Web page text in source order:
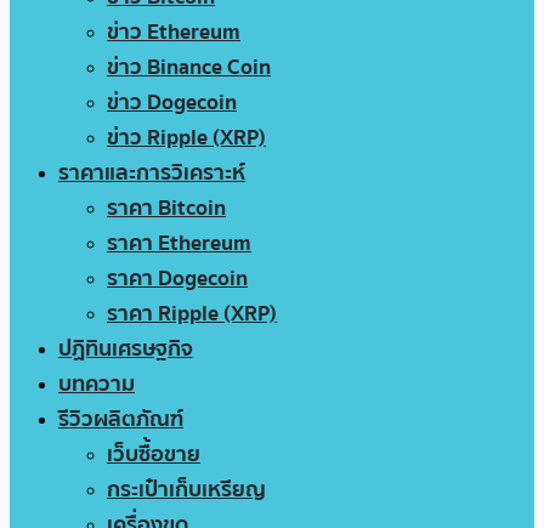
ข่าว Ethereum
ข่าว Binance Coin
ข่าว Dogecoin
ข่าว Ripple (XRP)
ราคาและการวิเคราะห์
ราคา Bitcoin
ราคา Ethereum
ราคา Dogecoin
ราคา Ripple (XRP)
ปฏิทินเศรษฐกิจ
บทความ
รีวิวผลิตภัณฑ์
เว็บซื้อขาย
กระเป๋าเก็บเหรียญ